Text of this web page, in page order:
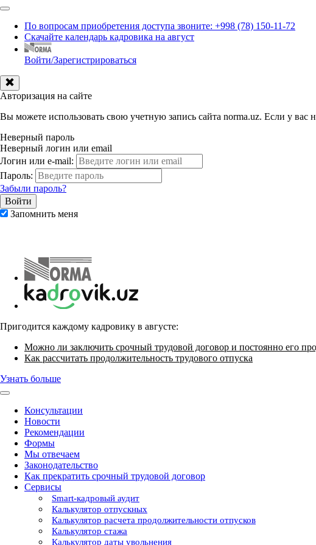
По вопросам приобретения доступа звоните: +998 (78) 150-11-72
Скачайте календарь кадровика на август
Войти/Зарегистрироваться
Авторизация на сайте
Вы можете использовать свою учетную запись сайта norma.uz. Если у вас
Неверный пароль
Неверный логин или email
Логин или e-mail:
Пароль:
Забыли пароль?
Запомнить меня
Пригодится каждому кадровику в августе:
Можно ли заключить срочный трудовой договор и постоянно его
Как рассчитать продолжительность трудового отпуска
Узнать больше
Консультации
Новости
Рекомендации
Формы
Мы отвечаем
Законодательство
Как прекратить срочный трудовой договор
Сервисы
Smart-кадровый аудит
Калькулятор отпускных
Калькулятор расчета продолжительности отпусков
Калькулятор стажа
Калькулятор даты увольнения